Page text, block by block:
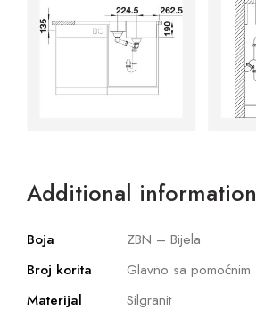
Additional information
Boja
ZBN – Bijela
Broj korita
Glavno sa pomoćnim
Materijal
Silgranit